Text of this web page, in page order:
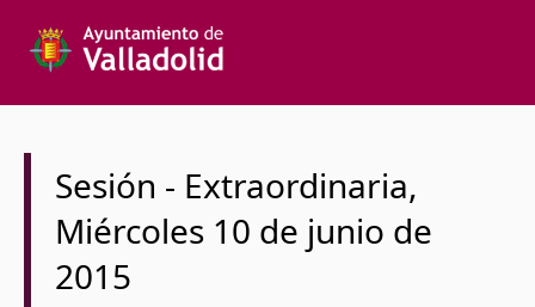
Órgano colegiado
Desde
Sesión - Extraordinaria,
Miércoles 10 de junio de
2015